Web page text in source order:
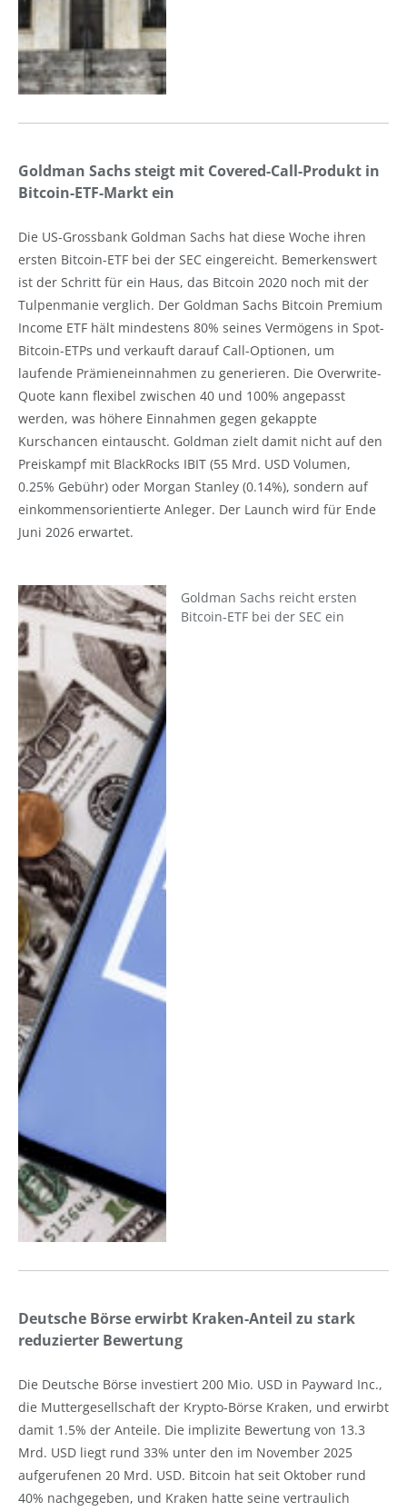
Goldman Sachs steigt mit Covered-Call-Produkt in
Bitcoin-ETF-Markt ein
Die US-Grossbank Goldman Sachs hat diese Woche ihren
ersten Bitcoin-ETF bei der SEC eingereicht. Bemerkenswert
ist der Schritt für ein Haus, das Bitcoin 2020 noch mit der
Tulpenmanie verglich. Der Goldman Sachs Bitcoin Premium
Income ETF hält mindestens 80% seines Vermögens in Spot-
Bitcoin-ETPs und verkauft darauf Call-Optionen, um
laufende Prämieneinnahmen zu generieren. Die Overwrite-
Quote kann flexibel zwischen 40 und 100% angepasst
werden, was höhere Einnahmen gegen gekappte
Kurschancen eintauscht. Goldman zielt damit nicht auf den
Preiskampf mit BlackRocks IBIT (55 Mrd. USD Volumen,
0.25% Gebühr) oder Morgan Stanley (0.14%), sondern auf
einkommensorientierte Anleger. Der Launch wird für Ende
Juni 2026 erwartet.
Goldman Sachs reicht ersten
Bitcoin-ETF bei der SEC ein
Deutsche Börse erwirbt Kraken-Anteil zu stark
reduzierter Bewertung
Die Deutsche Börse investiert 200 Mio. USD in Payward Inc.,
die Muttergesellschaft der Krypto-Börse Kraken, und erwirbt
damit 1.5% der Anteile. Die implizite Bewertung von 13.3
Mrd. USD liegt rund 33% unter den im November 2025
aufgerufenen 20 Mrd. USD. Bitcoin hat seit Oktober rund
40% nachgegeben, und Kraken hatte seine vertraulich